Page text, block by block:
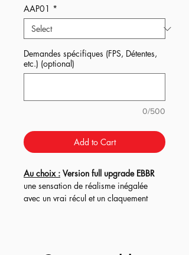
AAP01 *
Demandes spécifiques (FPS, Détentes,
etc.) (optional)
0/500
Add to Cart
Au choix : Version full upgrade EBBR
une sensation de réalisme inégalée
avec un vrai récul et un claquement